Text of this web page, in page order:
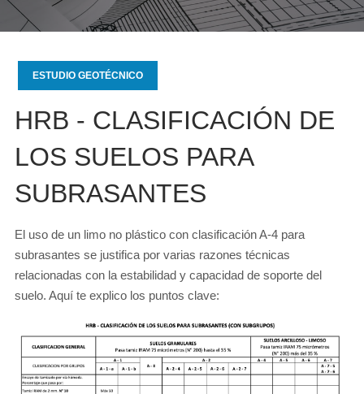
ESTUDIO GEOTÉCNICO
HRB - CLASIFICACIÓN DE
LOS SUELOS PARA
SUBRASANTES
El uso de un limo no plástico con clasificación A-4 para
subrasantes se justifica por varias razones técnicas
relacionadas con la estabilidad y capacidad de soporte del
suelo. Aquí te explico los puntos clave: